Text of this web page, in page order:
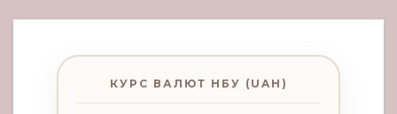
КУРС ВАЛЮТ НБУ (UAH)